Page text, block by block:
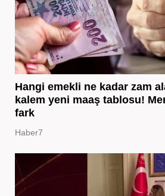
Hangi emekli ne kadar zam
kalem yeni maaş tablosu!
fark
Haber7